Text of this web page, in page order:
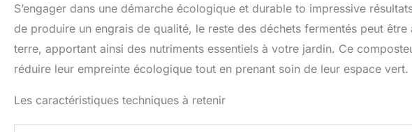
S’engager dans une démarche écologique et durable to impressive
de produire un engrais de qualité, le reste des déchets fermentés peut
terre, apportant ainsi des nutriments essentiels à votre jardin. Ce
réduire leur empreinte écologique tout en prenant soin de leur espace vert.
Les caractéristiques techniques à retenir